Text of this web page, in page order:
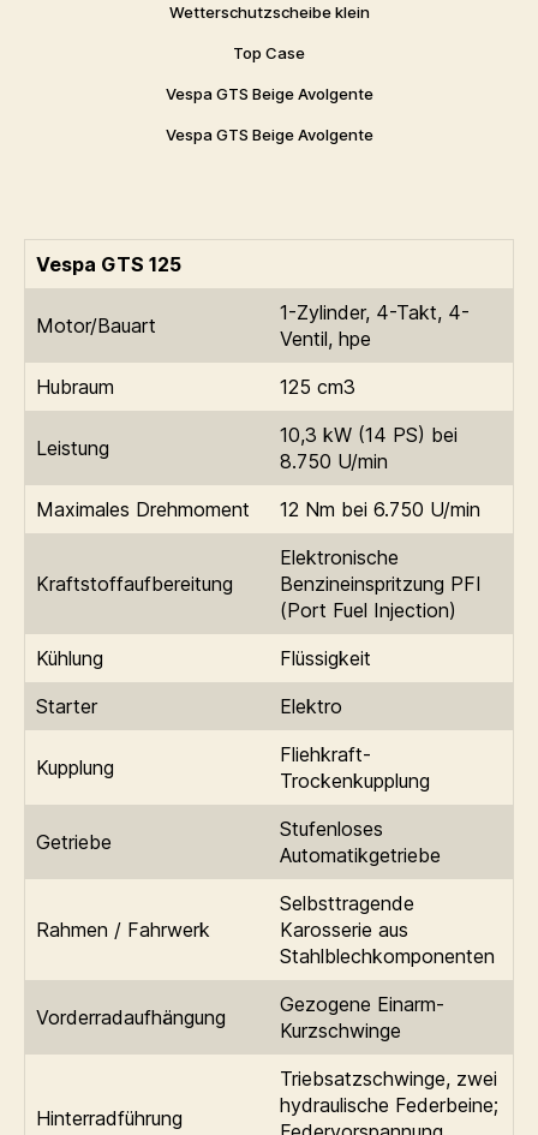
Wetterschutzscheibe klein
Top Case
Vespa GTS Beige Avolgente
Vespa GTS Beige Avolgente
Vespa GTS 125
Motor/Bauart
1-Zylinder, 4-Takt, 4-
Ventil, hpe
Hubraum
125 cm3
Leistung
10,3 kW (14 PS) bei
8.750 U/min
Maximales Drehmoment
12 Nm bei 6.750 U/min
Kraftstoffaufbereitung
Elektronische
Benzineinspritzung PFI
(Port Fuel Injection)
Kühlung
Flüssigkeit
Starter
Elektro
Kupplung
Fliehkraft-
Trockenkupplung
Getriebe
Stufenloses
Automatikgetriebe
Rahmen / Fahrwerk
Selbsttragende
Karosserie aus
Stahlblechkomponenten
Vorderradaufhängung
Gezogene Einarm-
Kurzschwinge
Hinterradführung
Triebsatzschwinge, zwei
hydraulische Federbeine;